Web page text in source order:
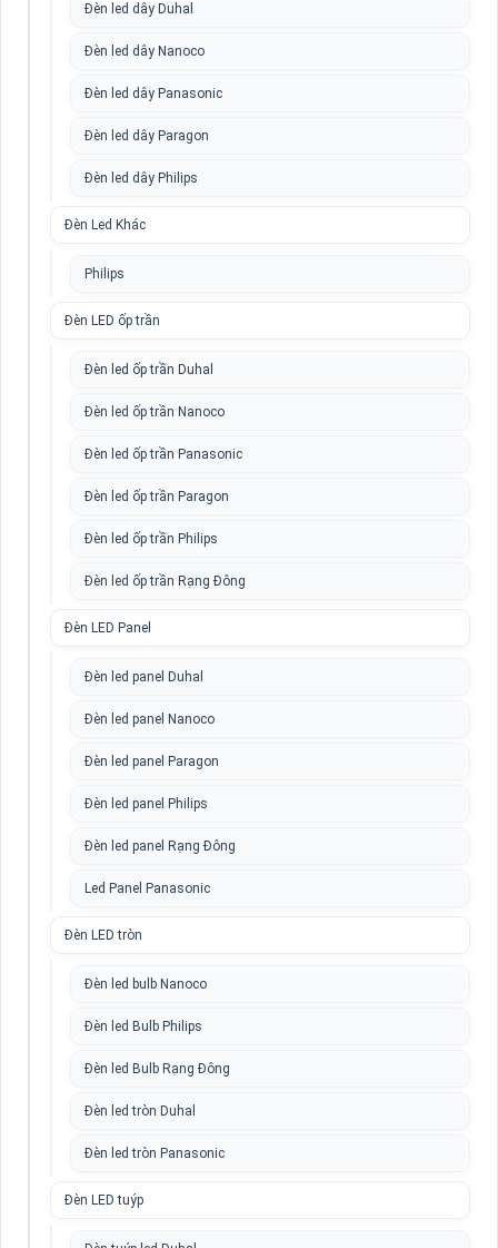
Đèn led dây Duhal
Đèn led dây Nanoco
Đèn led dây Panasonic
Đèn led dây Paragon
Đèn led dây Philips
Đèn Led Khác
Philips
Đèn LED ốp trần
Đèn led ốp trần Duhal
Đèn led ốp trần Nanoco
Đèn led ốp trần Panasonic
Đèn led ốp trần Paragon
Đèn led ốp trần Philips
Đèn led ốp trần Rạng Đông
Đèn LED Panel
Đèn led panel Duhal
Đèn led panel Nanoco
Đèn led panel Paragon
Đèn led panel Philips
Đèn led panel Rạng Đông
Led Panel Panasonic
Đèn LED tròn
Đèn led bulb Nanoco
Đèn led Bulb Philips
Đèn led Bulb Rạng Đông
Đèn led tròn Duhal
Đèn led tròn Panasonic
Đèn LED tuýp